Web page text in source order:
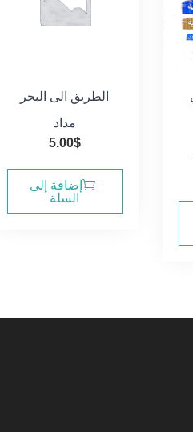
الطريق الى البحر
مداد
5.00$
إضافة إلى
السلة